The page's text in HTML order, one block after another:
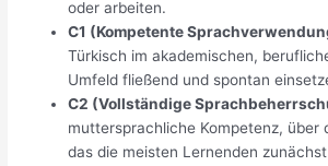
oder arbeiten.
C1 (Kompetente
Türkisch im akademischen,
Umfeld fließend und spontan
C2 (Vollständige
muttersprachliche Kompetenz, über
das die meisten Lernenden